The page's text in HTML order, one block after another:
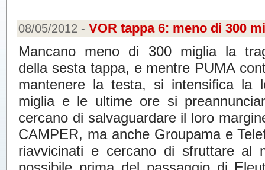
08/05/2012 - VOR tappa 6: meno di 300
Mancano meno di 300 miglia la
della sesta tappa, e mentre PUMA
mantenere la testa, si intensifica la
miglia e le ultime ore si
cercano di salvaguardare il loro
CAMPER, ma anche Groupama e
riavvicinati e cercano di sfruttare al